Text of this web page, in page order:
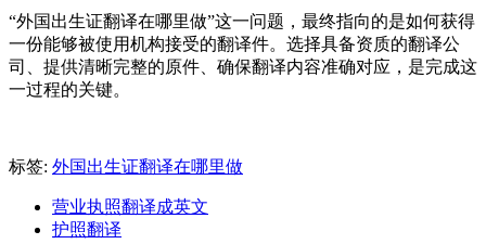
“外国出生证翻译在哪里做”这一问题，最终指向的是如何获得
一份能够被使用机构接受的翻译件。选择具备资质的翻译公
司、提供清晰完整的原件、确保翻译内容准确对应，是完成这
一过程的关键。
标签: 外国出生证翻译在哪里做
营业执照翻译成英文
护照翻译